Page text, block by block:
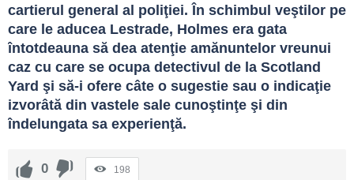
cartierul general al poliţiei. În schimbul veştilor pe
care le aducea Lestrade, Holmes era gata
întotdeauna să dea atenţie amănuntelor vreunui
caz cu care se ocupa detectivul de la Scotland
Yard şi să-i ofere câte o sugestie sau o indicaţie
izvorâtă din vastele sale cunoştinţe şi din
îndelungata sa experienţă.
0 198